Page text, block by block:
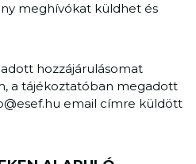
meghívókat küldhet és
hozzájárulásomat
a tájékoztatóban megadott
email címre küldött